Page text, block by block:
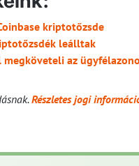
kriptotőzsde
leálltak
az
Részletes jogi